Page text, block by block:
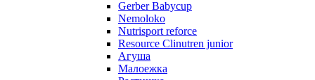
Gerber Babycup
Nemoloko
Nutrisport reforce
Resource Clinutren junior
Агуша
Малоежка